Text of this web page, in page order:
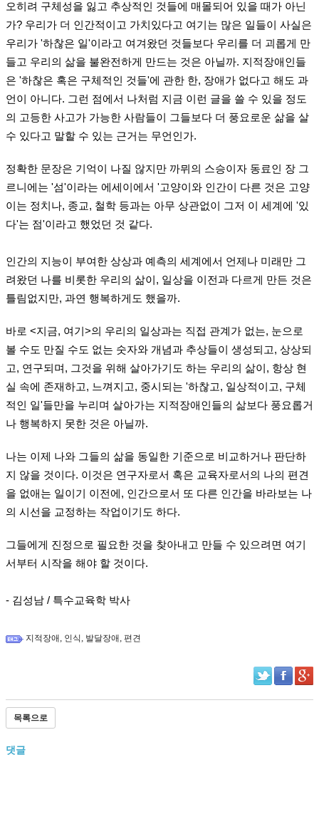
오히려 구체성을 잃고 추상적인 것들에 매몰되어 있을 때가 아닌
가? 우리가 더 인간적이고 가치있다고 여기는 많은 일들이 사실은
우리가 '하찮은 일'이라고 여겨왔던 것들보다 우리를 더 괴롭게 만
들고 우리의 삶을 불완전하게 만드는 것은 아닐까. 지적장애인들
은 '하찮은 혹은 구체적인 것들'에 관한 한, 장애가 없다고 해도 과
언이 아니다. 그런 점에서 나처럼 지금 이런 글을 쓸 수 있을 정도
의 고등한 사고가 가능한 사람들이 그들보다 더 풍요로운 삶을 살
수 있다고 말할 수 있는 근거는 무언인가.
정확한 문장은 기억이 나질 않지만 까뮈의 스승이자 동료인 장 그
르니에는 '섬'이라는 에세이에서 '고양이와 인간이 다른 것은 고양
이는 정치나, 종교, 철학 등과는 아무 상관없이 그저 이 세계에 '있
다'는 점'이라고 했었던 것 같다.
인간의 지능이 부여한 상상과 예측의 세계에서 언제나 미래만 그
려왔던 나를 비롯한 우리의 삶이, 일상을 이전과 다르게 만든 것은
틀림없지만, 과연 행복하게도 했을까.
바로 <지금, 여기>의 우리의 일상과는 직접 관계가 없는, 눈으로
볼 수도 만질 수도 없는 숫자와 개념과 추상들이 생성되고, 상상되
고, 연구되며, 그것을 위해 살아가기도 하는 우리의 삶이, 항상 현
실 속에 존재하고, 느껴지고, 중시되는 '하찮고, 일상적이고, 구체
적인 일'들만을 누리며 살아가는 지적장애인들의 삶보다 풍요롭거
나 행복하지 못한 것은 아닐까.
나는 이제 나와 그들의 삶을 동일한 기준으로 비교하거나 판단하
지 않을 것이다. 이것은 연구자로서 혹은 교육자로서의 나의 편견
을 없애는 일이기 이전에, 인간으로서 또 다른 인간을 바라보는 나
의 시선을 교정하는 작업이기도 하다.
그들에게 진정으로 필요한 것을 찾아내고 만들 수 있으려면 여기
서부터 시작을 해야 할 것이다.
- 김성남 / 특수교육학 박사
지적장애, 인식, 발달장애, 편견
목록으로
댓글